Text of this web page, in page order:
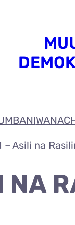
– Asili na
NA